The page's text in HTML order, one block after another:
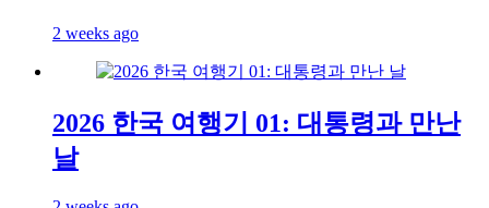
2 weeks ago
2026 한국 여행기 01: 대통령과 만난
날